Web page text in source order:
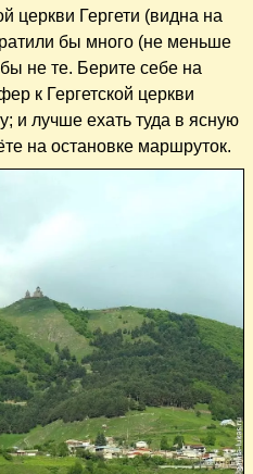
церкви Гергети (видна на
бы много (не меньше
не те. Берите себе на
к Гергетской церкви
и лучше ехать туда в ясную
на остановке маршруток.